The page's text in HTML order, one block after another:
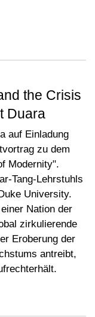
the Crisis
Duara
auf Einladung
zu dem
Modernity".
Tang-Lehrstuhls
University.
Nation der
zirkulierende
Eroberung der
antreibt,